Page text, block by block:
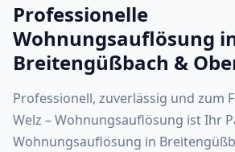
Professionelle
Wohnungsauflösung
Breitengüßbach &
Professionell, zuverlässig und zum
Welz – Wohnungsauflösung ist Ihr
Wohnungsauflösung in